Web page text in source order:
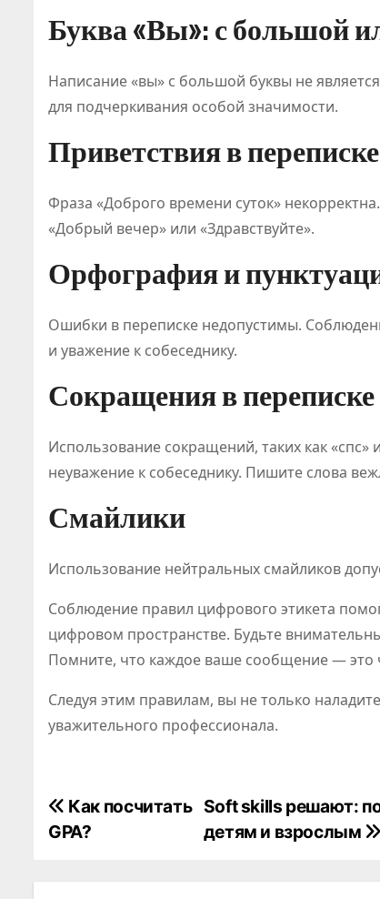
Буква «Вы»: с большой
Написание «вы» с большой буквы не
для подчеркивания особой значимости.
Приветствия в переписке
Фраза «Доброго времени суток»
«Добрый вечер» или «Здравствуйте».
Орфография и
Ошибки в переписке недопустимы.
и уважение к собеседнику.
Сокращения в переписке
Использование сокращений, таких как
неуважение к собеседнику. Пишите слова
Смайлики
Использование нейтральных смайликов
Соблюдение правил цифрового этикета
цифровом пространстве. Будьте
Помните, что каждое ваше сообщение — это
Следуя этим правилам, вы не только
уважительного профессионала.
Н
а
Soft skills решают:
детям и взрослым
Как посчитать
GPA?